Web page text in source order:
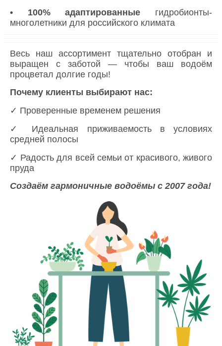
• 100% адаптированные гидробионты-
многолетники для российского климата
Весь наш ассортимент тщательно отобран и
выращен с заботой — чтобы ваш водоём
процветал долгие годы!
Почему клиенты выбирают нас:
✓ Проверенные временем решения
✓ Идеальная приживаемость в условиях
средней полосы
✓ Радость для всей семьи от красивого, живого
пруда
Создаём гармоничные водоёмы с 2007 года!